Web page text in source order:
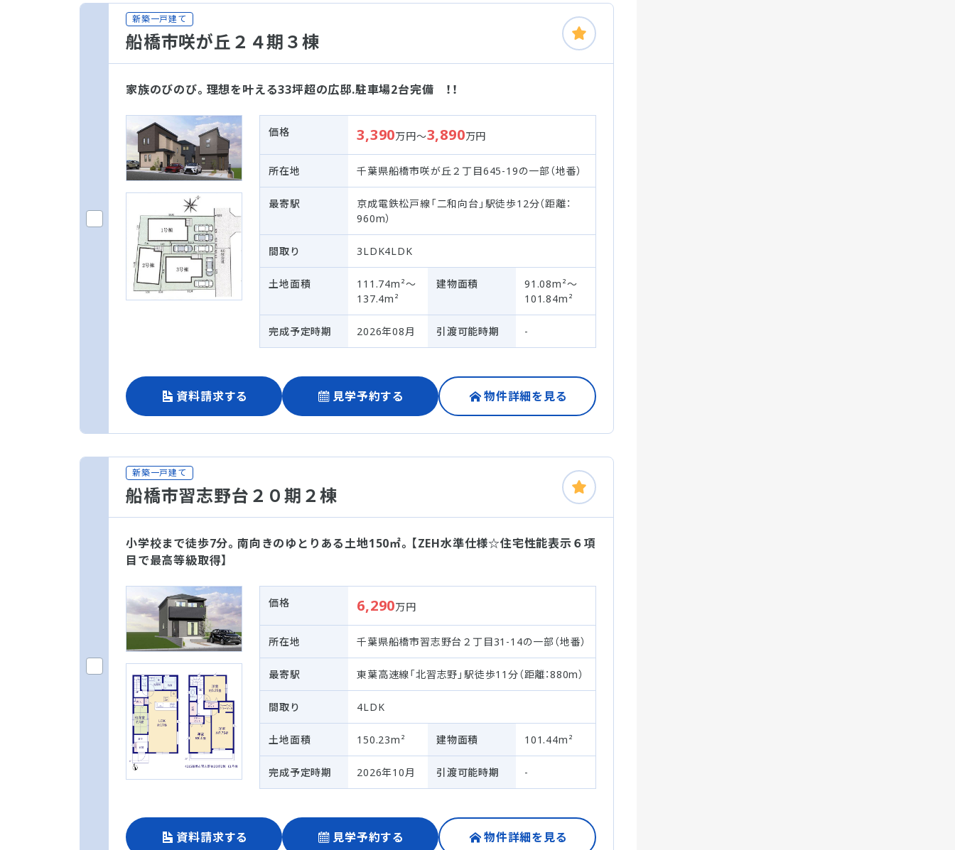
新築一戸建て
船橋市咲が丘２４期３棟
家族のびのび。理想を叶える33坪超の広邸.駐車場2台完備 ！！
価格 3,390万円～3,890万円
所在地 千葉県船橋市咲が丘２丁目645-19の一部（地番）
最寄駅
京成電鉄松戸線「二和向台」駅徒歩12分（距離：
960m）
間取り 3LDK4LDK
土地面積
111.74m²～
137.4m²
建物面積
91.08m²～
101.84m²
完成予定時期 2026年08月 引渡可能時期 -
資料請求する 見学予約する 物件詳細を見る
新築一戸建て
船橋市習志野台２０期２棟
小学校まで徒歩7分。南向きのゆとりある土地150㎡。【ZEH水準仕様☆住宅性能表示６項
目で最高等級取得】
価格 6,290万円
所在地 千葉県船橋市習志野台２丁目31-14の一部（地番）
最寄駅 東葉高速線「北習志野」駅徒歩11分（距離：880m）
間取り 4LDK
土地面積 150.23m² 建物面積 101.44m²
完成予定時期 2026年10月 引渡可能時期 -
資料請求する 見学予約する 物件詳細を見る